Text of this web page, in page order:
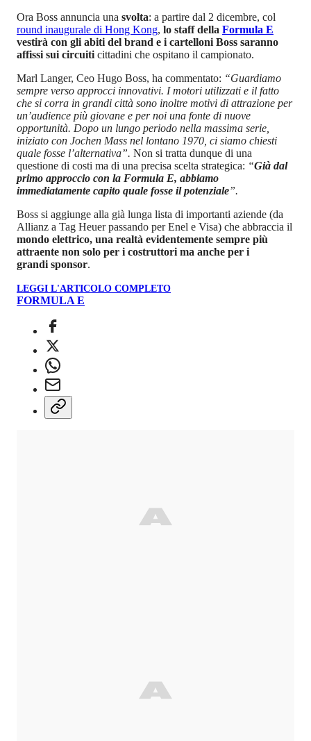
Ora Boss annuncia una svolta: a partire dal 2 dicembre, col
round inaugurale di Hong Kong, lo staff della Formula E
vestirà con gli abiti del brand e i cartelloni Boss saranno
affissi sui circuiti cittadini che ospitano il campionato.
Marl Langer, Ceo Hugo Boss, ha commentato: “Guardiamo
sempre verso approcci innovativi. I motori utilizzati e il fatto
che si corra in grandi città sono inoltre motivi di attrazione per
un’audience più giovane e per noi una fonte di nuove
opportunità. Dopo un lungo periodo nella massima serie,
iniziato con Jochen Mass nel lontano 1970, ci siamo chiesti
quale fosse l’alternativa”. Non si tratta dunque di una
questione di costi ma di una precisa scelta strategica: “Già dal
primo approccio con la Formula E, abbiamo
immediatamente capito quale fosse il potenziale”.
Boss si aggiunge alla già lunga lista di importanti aziende (da
Allianz a Tag Heuer passando per Enel e Visa) che abbraccia il
mondo elettrico, una realtà evidentemente sempre più
attraente non solo per i costruttori ma anche per i
grandi sponsor.
LEGGI L'ARTICOLO COMPLETO
FORMULA E